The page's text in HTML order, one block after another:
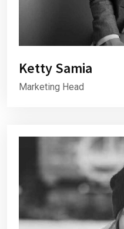
Ketty Samia
Marketing Head